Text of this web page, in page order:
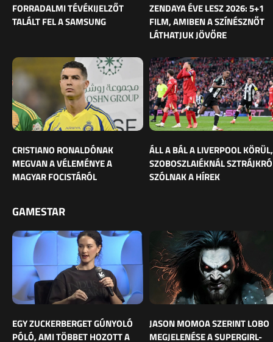
FORRADALMI TÉVÉKIJELZŐT
TALÁLT FEL A SAMSUNG
ZENDAYA ÉVE LESZ 2026: 5+1
FILM, AMIBEN A SZÍNÉSZNŐT
LÁTHATJUK JÖVŐRE
CRISTIANO RONALDÓNAK
MEGVAN A VÉLEMÉNYE A
MAGYAR FOCISTÁRÓL
ÁLL A BÁL A LIVERPOOL KÖRÜL,
SZOBOSZLAIÉKNÁL
SZÓLNAK A HÍREK
GAMESTAR
EGY ZUCKERBERGET GÚNYOLÓ
PÓLÓ, AMI TÖBBET HOZOTT A
JASON MOMOA SZERINT LOBO
MEGJELENÉSE A SUPERGIRL-